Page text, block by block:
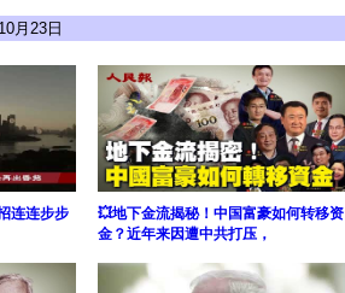
月23日
连连步步
💥地下金流揭秘！中国富豪如何转移资
金？近年来因遭中共打压，